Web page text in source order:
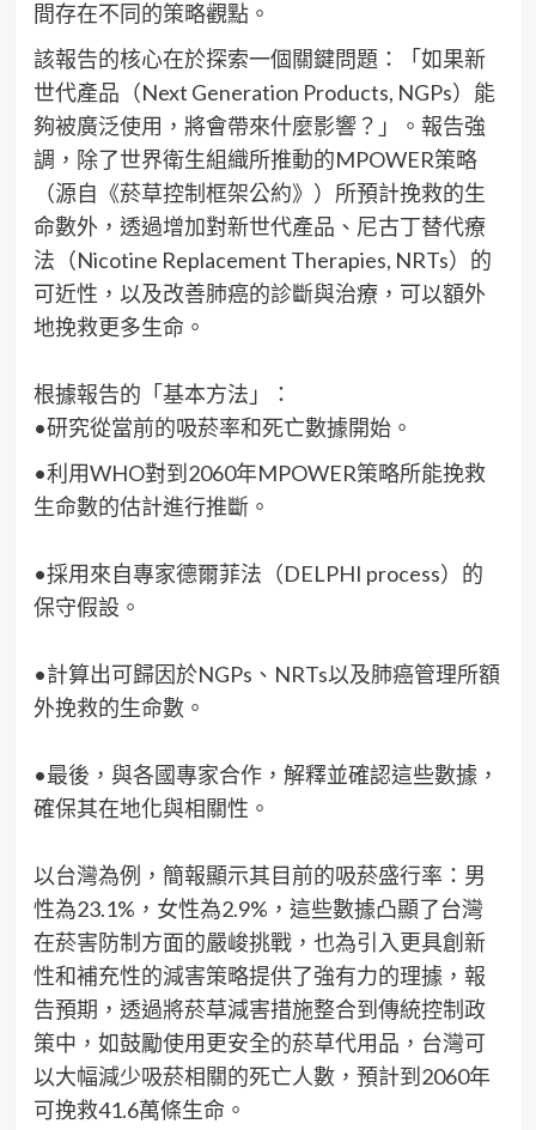
間存在不同的策略觀點。
該報告的核心在於探索一個關鍵問題：「如果新
世代產品（Next Generation Products, NGPs）能
夠被廣泛使用，將會帶來什麼影響？」。報告強
調，除了世界衛生組織所推動的MPOWER策略
（源自《菸草控制框架公約》）所預計挽救的生
命數外，透過增加對新世代產品、尼古丁替代療
法（Nicotine Replacement Therapies, NRTs）的
可近性，以及改善肺癌的診斷與治療，可以額外
地挽救更多生命。
根據報告的「基本方法」：
•研究從當前的吸菸率和死亡數據開始。
•利用WHO對到2060年MPOWER策略所能挽救
生命數的估計進行推斷。
•採用來自專家德爾菲法（DELPHI process）的
保守假設。
•計算出可歸因於NGPs、NRTs以及肺癌管理所額
外挽救的生命數。
•最後，與各國專家合作，解釋並確認這些數據，
確保其在地化與相關性。
以台灣為例，簡報顯示其目前的吸菸盛行率：男
性為23.1%，女性為2.9%，這些數據凸顯了台灣
在菸害防制方面的嚴峻挑戰，也為引入更具創新
性和補充性的減害策略提供了強有力的理據，報
告預期，透過將菸草減害措施整合到傳統控制政
策中，如鼓勵使用更安全的菸草代用品，台灣可
以大幅減少吸菸相關的死亡人數，預計到2060年
可挽救41.6萬條生命。